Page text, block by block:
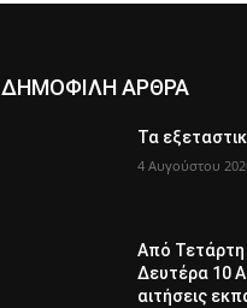
ΔΗΜΟΦΙΛΗ ΑΡΘΡΑ
Τα
4 Αυγούστου
Από Τετάρτη
Δευτέρα 10
αιτήσεις